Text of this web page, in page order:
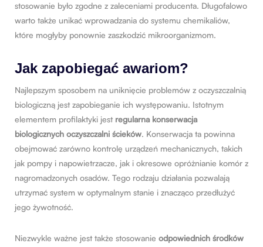
stosowanie było zgodne z zaleceniami producenta. Długofalowo
warto także unikać wprowadzania do systemu chemikaliów,
które mogłyby ponownie zaszkodzić mikroorganizmom.
Jak zapobiegać awariom?
Najlepszym sposobem na uniknięcie problemów z oczyszczalnią
biologiczną jest zapobieganie ich występowaniu. Istotnym
elementem profilaktyki jest regularna konserwacja
biologicznych oczyszczalni ścieków. Konserwacja ta powinna
obejmować zarówno kontrolę urządzeń mechanicznych, takich
jak pompy i napowietrzacze, jak i okresowe opróżnianie komór z
nagromadzonych osadów. Tego rodzaju działania pozwalają
utrzymać system w optymalnym stanie i znacząco przedłużyć
jego żywotność.
Niezwykle ważne jest także stosowanie odpowiednich środków